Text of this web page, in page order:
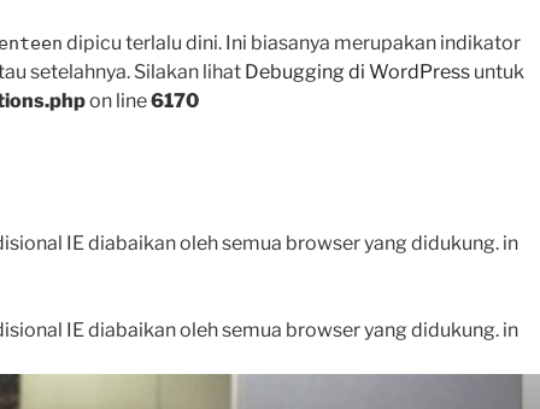
dipicu terlalu dini. Ini biasanya merupakan indikator
setelahnya. Silakan lihat Debugging di WordPress untuk
on line6170
IE diabaikan oleh semua browser yang didukung. in
IE diabaikan oleh semua browser yang didukung. in